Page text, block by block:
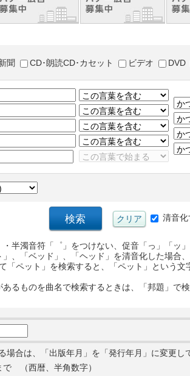
聞 CD･朗読CD･カセット ビデオ DVD
清音化
半濁音符「゜」をつけない、促音「っ」「ッ
、「ベッド」、「ヘッド」を清音化した場合
「ペット」を検索すると、「ペット」という
るものを曲名で検索するときは、「邦題」で
合は、「出版年月」を「発行年月」に変更し
で （西暦、半角数字）